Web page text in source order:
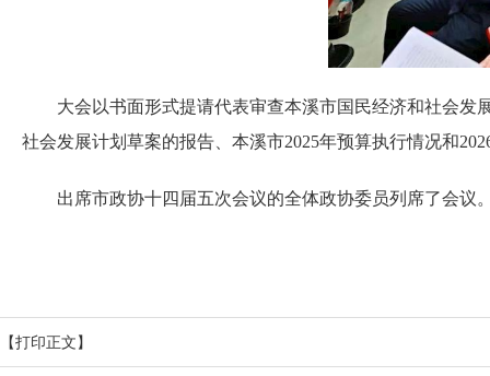
大会以书面形式提请代表审查本溪市国民经济和社会发展
社会发展计划草案的报告、本溪市2025年预算执行情况和
出席市政协十四届五次会议的全体政协委员列席了会议
【打印正文】